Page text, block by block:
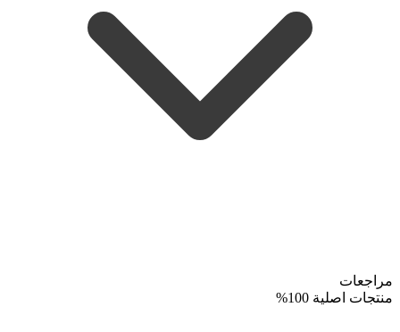
مراجعات
منتجات اصلية 100%